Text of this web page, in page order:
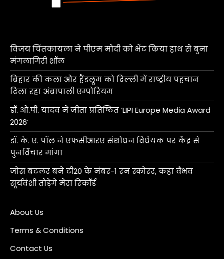
विजय चिंतकायला ने पीएम मोदी को भेंट किया हाथ से बुना
मंगलागिरी शॉल
बिहार की कला और हैंडलूम को दिल्ली में राष्ट्रीय पहचान
दिला रहा अंबापाली एम्पोरियम
डॉ. ओ.पी. यादव ने जीता प्रतिष्ठित ‘LIPI Europe Media Award
2026’
डॉ. के. ए. पॉल ने एफसीआरए संशोधन विधेयक पर केंद्र से
पुनर्विचार मांगा
जोस बटलर बने टी20 के नंबर-1 रन स्कोरर, कहा वैभव
सूर्यवंशी तोड़ेंगे मेरा रिकॉर्ड
About Us
Terms & Conditions
Contact Us